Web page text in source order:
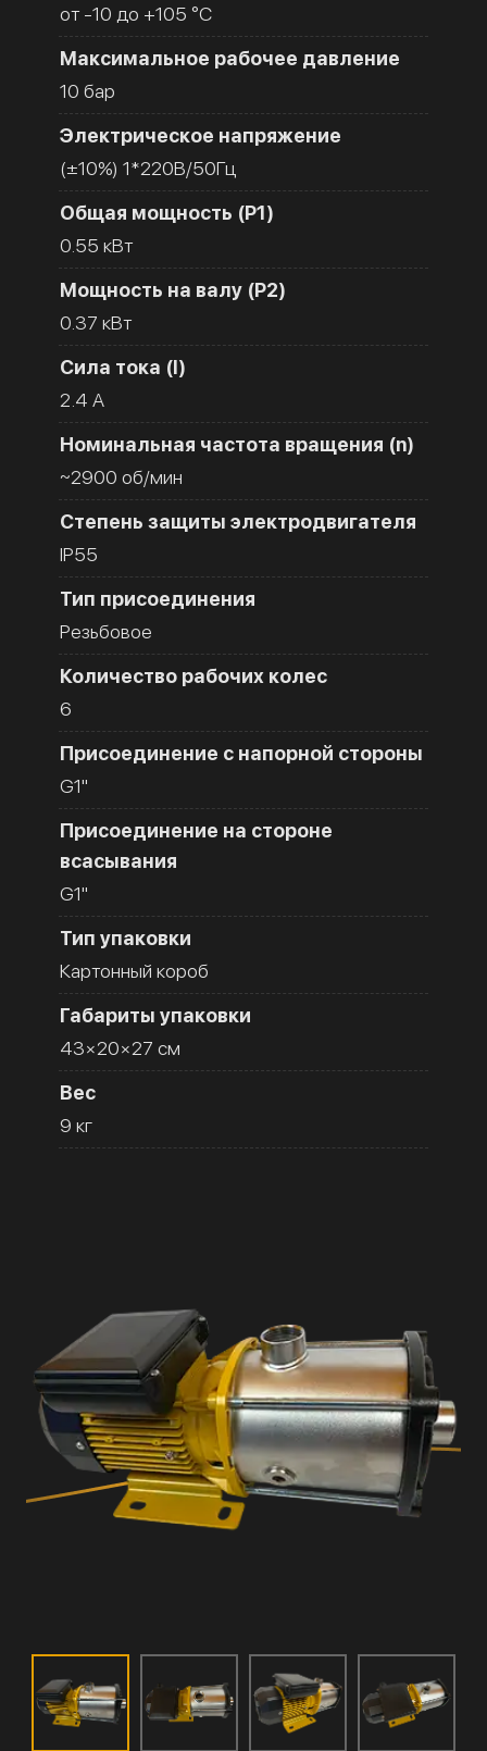
от -10 до +105 °C
Максимальное рабочее давление
10 бар
Электрическое напряжение
(±10%) 1*220В/50Гц
Общая мощность (Р1)
0.55 кВт
Мощность на валу (Р2)
0.37 кВт
Сила тока (I)
2.4 A
Номинальная частота вращения (n)
~2900 об/мин
Степень защиты электродвигателя
IP55
Тип присоединения
Резьбовое
Количество рабочих колес
6
Присоединение с напорной стороны
G1''
Присоединение на стороне
всасывания
G1''
Тип упаковки
Картонный короб
Габариты упаковки
43×20×27 см
Вес
9 кг